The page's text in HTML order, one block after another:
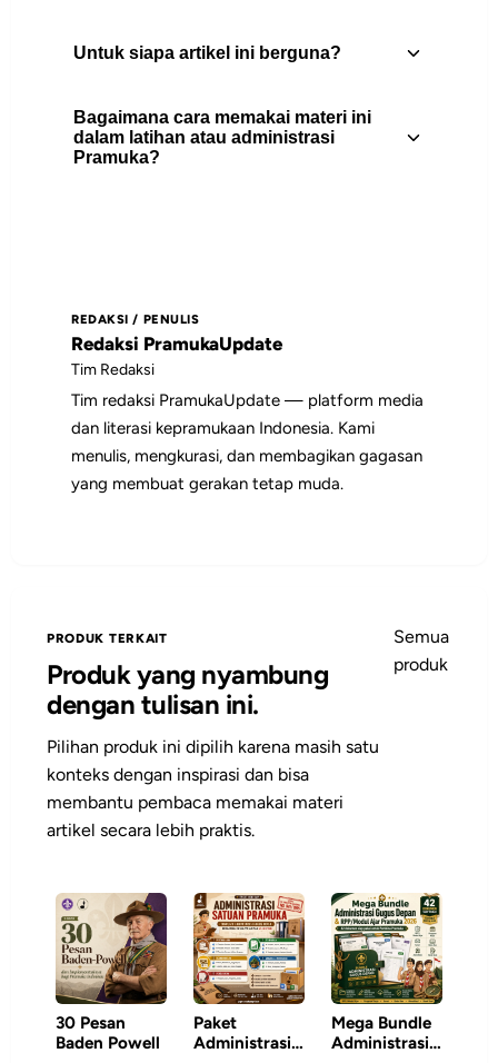
ketika berkemah selalu banyak kenangan
manis yang terbawa sampai kita dewasa
Untuk siapa artikel ini berguna?
Artikel ini berguna untuk pembina
Pramuka, peserta didik, pengurus gugus
Bagaimana cara memakai materi ini
dalam latihan atau administrasi
Pramuka?
catatan pembinaan, atau rujukan saat
menyiapkan kegiatan.
REDAKSI / PENULIS
Redaksi PramukaUpdate
Tim Redaksi
Tim redaksi PramukaUpdate — platform media
dan literasi kepramukaan Indonesia. Kami
menulis, mengkurasi, dan membagikan gagasan
yang membuat gerakan tetap muda.
PRODUK TERKAIT
Produk yang nyambung
dengan tulisan ini.
Pilihan produk ini dipilih karena masih satu
konteks dengan inspirasi dan bisa
membantu pembaca memakai materi
artikel secara lebih praktis.
Semua
produk
30 Pesan
Baden Powell
Paket
Administrasi
Mega Bundle
Administrasi